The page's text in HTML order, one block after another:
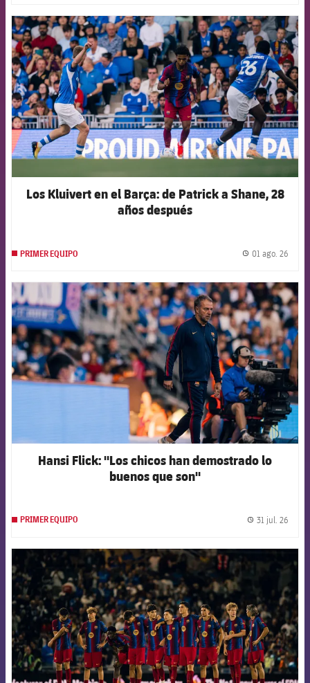
FCB Barcelona badge
Los Kluivert en el Barça: de Patrick a Shane, 28
años después
PRIMER EQUIPO 01 ago. 26
FCB Barcelona badge
Hansi Flick: "Los chicos han demostrado lo
buenos que son"
PRIMER EQUIPO 31 jul. 26
FCB Barcelona badge